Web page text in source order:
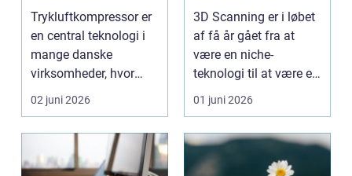
Trykluftkompressor er
en central teknologi i
mange danske
virksomheder, hvor
stabil forsyning af try...
02 juni 2026
præcist
projektgrundlag
3D Scanning er i løbet
af få år gået fra at
være en niche-
teknologi til at være et
helt almindeligt ...
01 juni 2026